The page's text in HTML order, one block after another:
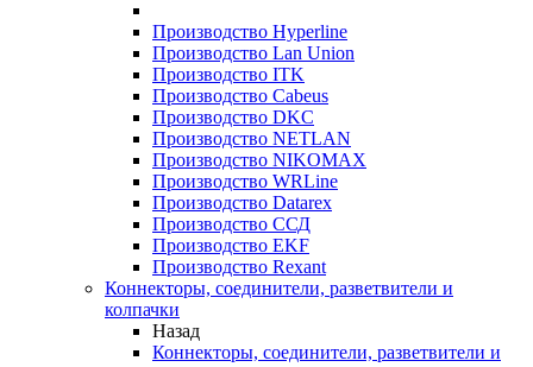
Производство Hyperline
Производство Lan Union
Производство ITK
Производство Cabeus
Производство DKC
Производство NETLAN
Производство NIKOMAX
Производство WRLine
Производство Datarex
Производство ССД
Производство EKF
Производство Rexant
Коннекторы, соединители, разветвители и
колпачки
Назад
Коннекторы, соединители, разветвители и